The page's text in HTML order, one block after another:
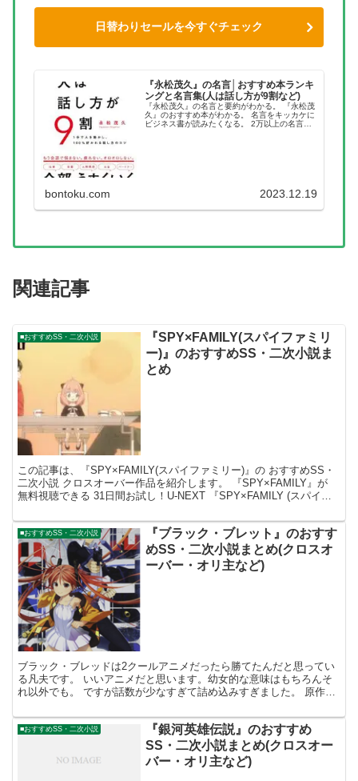
日替わりセールを今すぐチェック
『永松茂久』の名言│おすすめ本ランキ
ングと名言集(人は話し方が9割など)
『永松茂久』の名言と要約がわかる。 『永松茂
久』のおすすめ本がわかる。 名言をキッカケに
ビジネス書が読みたくなる。 2万以上の名言を
bontoku.com 2023.12.19
関連記事
■おすすめSS・二次小説
『SPY×FAMILY(スパイファミリ
ー)』のおすすめSS・二次小説ま
とめ
この記事は、『SPY×FAMILY(スパイファミリー)』の おすすめSS・
二次小説 クロスオーバー作品を紹介します。 『SPY×FAMILY』が
無料視聴できる 31日間お試し！U-NEXT 『SPY×FAMILY (スパイフ
■おすすめSS・二次小説
『ブラック・ブレット』のおすす
めSS・二次小説まとめ(クロスオ
ーバー・オリ主など)
ブラック・ブレッドは2クールアニメだったら勝てたんだと思ってい
る凡夫です。 いいアニメだと思います。幼女的な意味はもちろんそ
れ以外でも。 ですが話数が少なすぎて詰め込みすぎました。 原作を
■おすすめSS・二次小説
『銀河英雄伝説』のおすすめ
SS・二次小説まとめ(クロスオー
バー・オリ主など)